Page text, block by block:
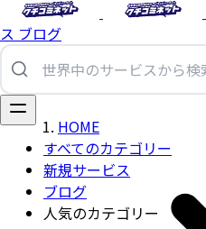
ス ブログ
すべてのカテゴリー
新規サービス
ブログ
人気のカテゴリー
HOME